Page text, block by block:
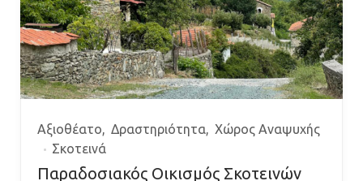
Αξιοθέατο Δραστηριότητα
Χώρος Αναψυχής
Σκοτεινά
Παραδοσιακός Οικισμός Σκοτεινών